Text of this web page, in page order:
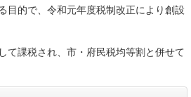
目的で、令和元年度税制改正により創設
て課税され、市・府民税均等割と併せて